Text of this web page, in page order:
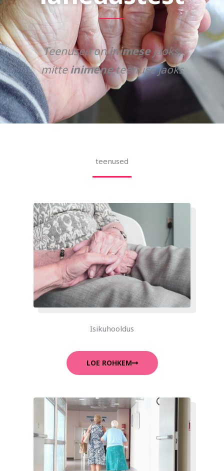
Teenusedoninimesejaoks,
mitteinimeneteenuse jaoks
teenused
Isikuhooldus
LOE ROHKEM